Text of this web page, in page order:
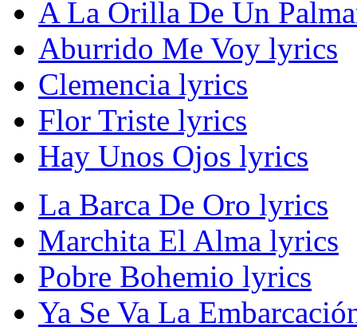
A La Orilla De Un
Aburrido Me Voy lyrics
Clemencia lyrics
Flor Triste lyrics
Hay Unos Ojos lyrics
La Barca De Oro lyrics
Marchita El Alma lyrics
Pobre Bohemio lyrics
Ya Se Va La